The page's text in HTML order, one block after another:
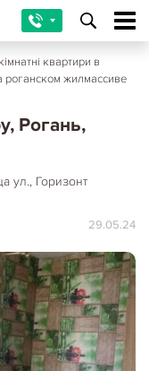
квартири в
роганском жилмассиве
Рогань,
ул., Горизонт
29.05.24